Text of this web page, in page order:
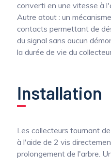
converti en une vitesse à
Autre atout : un
contacts permettant de
du signal sans aucun
la durée de vie du
Installation
Les collecteurs tournant
à l'aide de 2 vis
prolongement de l'arbre.